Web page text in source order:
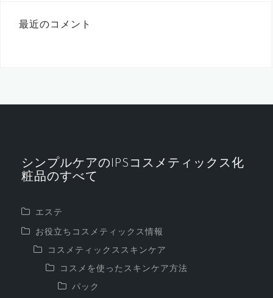
最近のコメント
シンプルケアのIPSコスメティックス化
粧品のすべて
エステ
お役立ちコスメティックス情報
コスメティックススキンケア
コスメを使ったスキンケア方法
パック